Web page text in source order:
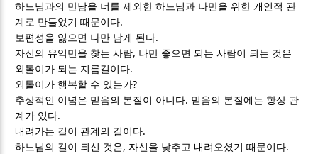
하느님과의 만남을 너를 제외한 하느님과 나만을 위한 개인적 관
계로 만들었기 때문이다.
보편성을 잃으면 나만 남게 된다.
자신의 유익만을 찾는 사람, 나만 좋으면 되는 사람이 되는 것은
외톨이가 되는 지름길이다.
외톨이가 행복할 수 있는가?
추상적인 이념은 믿음의 본질이 아니다. 믿음의 본질에는 항상 관
계가 있다.
내려가는 길이 관계의 길이다.
하느님의 길이 되신 것은, 자신을 낮추고 내려오셨기 때문이다.